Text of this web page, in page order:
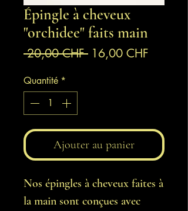
Épingle à cheveux
"orchidee" faits main
20,00 CHF Prix
16,00 CHF
Quantité *
Ajouter au panier
Nos épingles à cheveux faites à
la main sont conçues avec